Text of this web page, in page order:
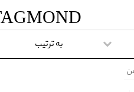
TAGMOND
به ترتیب